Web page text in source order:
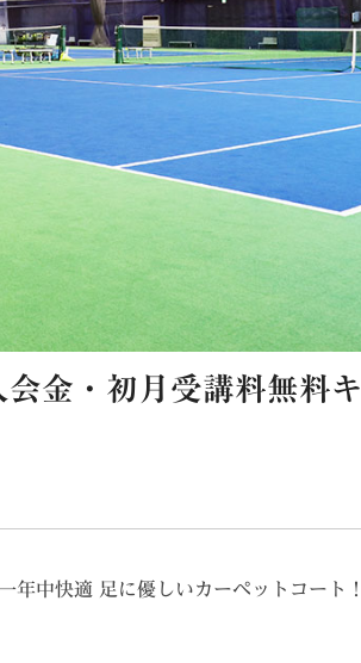
金・初月受講料無料キ
年中快適 足に優しいカーペットコート！